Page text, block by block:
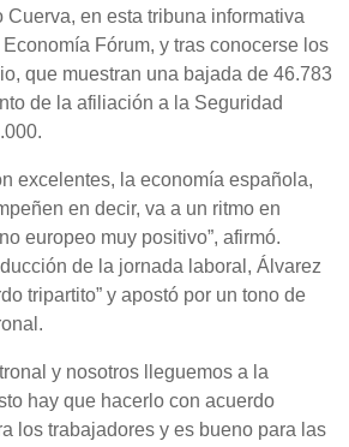
Cuerva, en esta tribuna informativa
Fórum, y tras conocerse los
que muestran una bajada de 46.783
de la afiliación a la Seguridad
excelentes, la economía española,
en decir, va a un ritmo en
europeo muy positivo”, afirmó.
de la jornada laboral, Álvarez
tripartito” y apostó por un tono de
y nosotros lleguemos a la
hay que hacerlo con acuerdo
los trabajadores y es bueno para las